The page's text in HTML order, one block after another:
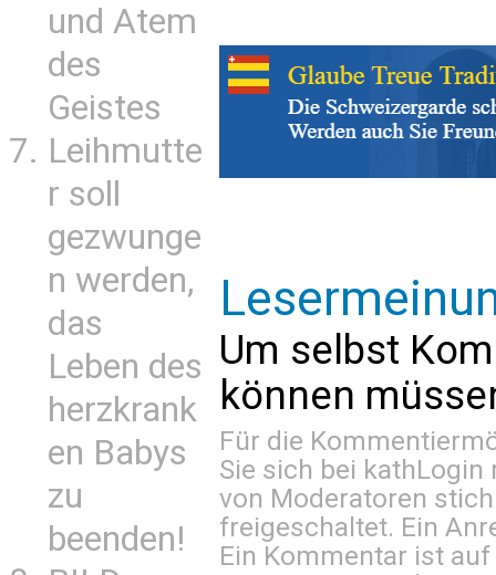
und Atem
des
Geistes
Leihmutte
r soll
gezwunge
n werden,
das
Leben des
herzkrank
en Babys
zu
beenden!
Um selbst
können
Für die
Sie sich bei kathLogin
von Moderatoren
freigeschaltet. Ein
Ein Kommentar ist